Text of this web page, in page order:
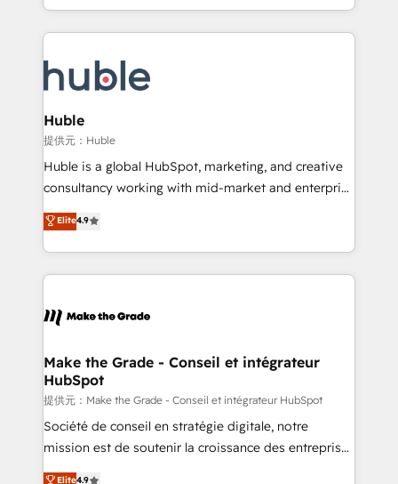
competitive market.
companies. We are woman-owned, powered by
coffee, and we ❤️ dogs. We produce award-winning
Impact Award 🏆2022 Technical Expertise Impact
Award 🏆2022 Platform Migration Excellence Impact
Award 🏆2020 Elite Solutions Partner 🏆2019
Integrations HubSpot Impact Award 🏆2019
Marketing Enablement HubSpot Impact Award 🏆
2018 Website Design HubSpot Impact Award 🏆2017
Growth-Driven Design Agency of the Year 🏆2016
Sales Enablement HubSpot Impact Award 🏆2015
HubSpot COS Performance Award 🏆2014 HubSpot
COS Design Award 🏆2013 HubSpot Marketplace
Partner 📆Founded in 1997
Huble
提供元：Huble
Huble is a global HubSpot, marketing, and creative
consultancy working with mid-market and enterprise
businesses. We go beyond implementation, shaping
the strategy, processes, and teams that turn
HubSpot into a genuine growth engine. Named
HubSpot's Global Partner of the Year in 2024,
worldwide, and with over 15 years in the ecosystem,
One company, one operating model, delivering
across offices and consulting teams in the UK, USA,
Canada, Germany, France, Belgium, Singapore, and
South Africa. Certified compliant with ISO/IEC
27001:2022 and ISO 9001:2015 across all seven
Elite4.9
Make the Grade - Conseil et intégrateur
HubSpot
提供元：Make the Grade - Conseil et intégrateur HubSpot
Société de conseil en stratégie digitale, notre
mission est de soutenir la croissance des entreprises
B2B à travers l’acquisition de nouveaux clients,
Elite4.9